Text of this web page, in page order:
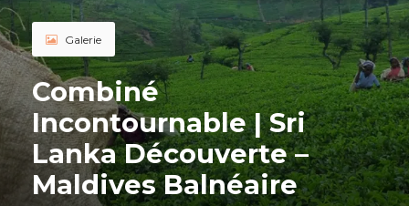
Galerie
Combiné
Incontournable | Sri
Lanka Découverte –
Maldives Balnéaire